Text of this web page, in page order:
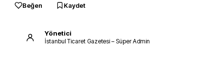
Beğen Kaydet
Yönetici
İstanbul Ticaret Gazetesi – Süper Admin